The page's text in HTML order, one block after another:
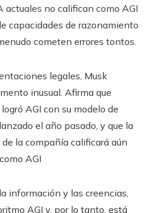
actuales no califican como AGI
capacidades de razonamiento
cometen errores tontos.
legales, Musk
inusual. Afirma que
logró AGI con su modelo de
el año pasado, y que la
la compañía calificará aún
AGI
información y las creencias,
AGI y, por lo tanto, está